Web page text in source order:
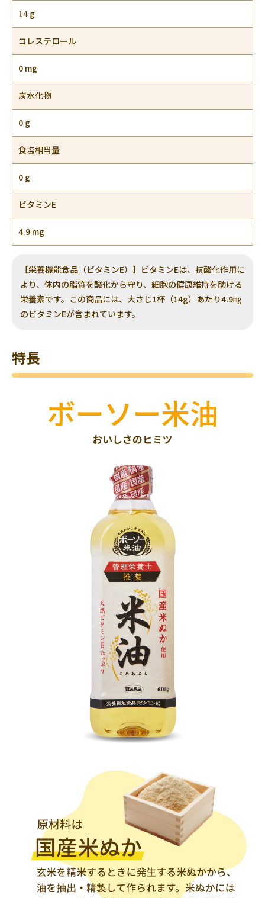
14 g
コレステロール
0 mg
炭水化物
0 g
食塩相当量
0 g
ビタミンE
4.9 mg
【栄養機能食品（ビタミンE）】ビタミンEは、抗酸化作用に
より、体内の脂質を酸化から守り、細胞の健康維持を助ける
栄養素です。この商品には、大さじ1杯（14g）あたり4.9㎎
のビタミンEが含まれています。
特長